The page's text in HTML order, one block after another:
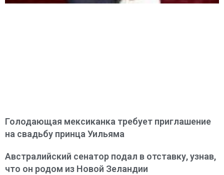
Голодающая мексиканка требует приглашение
на свадьбу принца Уильяма
Австралийский сенатор подал в отставку, узнав,
что он родом из Новой Зеландии